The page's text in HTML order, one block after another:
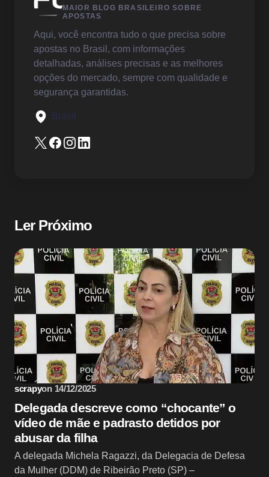
Enviar Comentário
MAIOR BLOG BRASILEIRO SOBRE
APOSTAS
Aqui, você encontra tudo o que precisa sobre
apostas no Brasil, com informações
detalhadas, análises precisas e as melhores
opções do mercado, sempre com qualidade e
segurança garantidas.
Brasil
Ler Próximo
Sem categoria
scrapyon 14/12/2025
Delegada descreve como “chocante” o
vídeo de mãe e padrasto detidos por
abusar da filha
A delegada Michela Ragazzi, da Delegacia de Defesa
da Mulher (DDM) de Ribeirão Preto (SP) –